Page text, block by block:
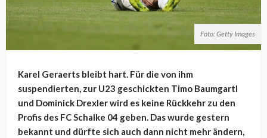
Foto: Getty Images
Karel Geraerts bleibt hart. Für die von ihm
suspendierten, zur U23 geschickten Timo Baumgartl
und Dominick Drexler wird es keine Rückkehr zu den
Profis des FC Schalke 04 geben. Das wurde gestern
bekannt und dürfte sich auch dann nicht mehr ändern,